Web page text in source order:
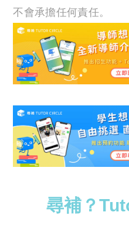
不會承擔任何責任。
尋補？